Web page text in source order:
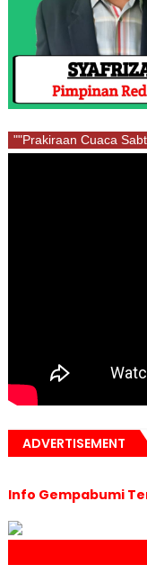
""Prakiraan Cuaca
ADVERTISEMENT
Info Gempabumi